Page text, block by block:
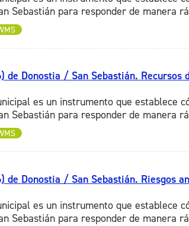
Sebastián para responder de manera
de Donostia / San Sebastián. Recursos
es un instrumento que establece
Sebastián para responder de manera
de Donostia / San Sebastián. Riesgos
es un instrumento que establece
Sebastián para responder de manera